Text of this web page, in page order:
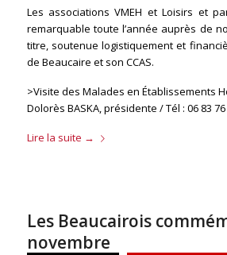
Les associations VMEH et Loisirs et
remarquable toute l’année auprès de
titre, soutenue logistiquement et
de Beaucaire et son CCAS.
>Visite des Malades en Établissements
Dolorès BASKA, présidente / Tél : 06 83 76
Lire la suite →
Les Beaucairois
novembre